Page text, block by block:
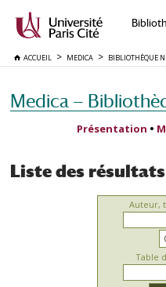
ACCUEIL MEDICA BIBLIOTHÈQUE
Medica —
Présentation •
Liste des résultats
Auteur,
Table